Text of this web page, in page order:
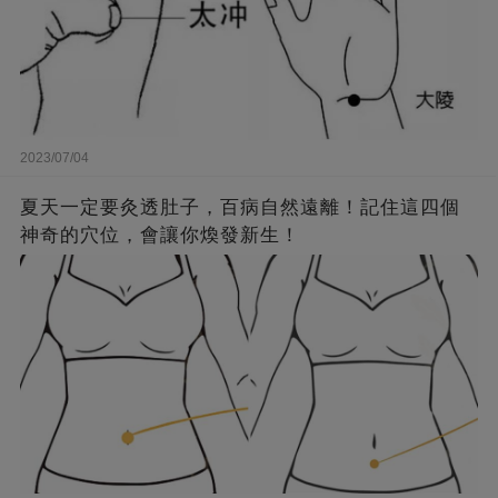
2023/07/04
夏天一定要灸透肚子，百病自然遠離！記住這四個
神奇的穴位，會讓你煥發新生！